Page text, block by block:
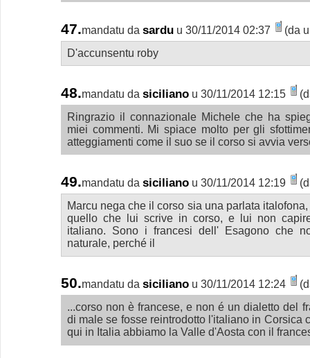
47.mandatu da sardu u 30/11/2014 02:37
(da
D'accunsentu roby
48.mandatu da siciliano u 30/11/2014 12:15
Ringrazio il connazionale Michele che ha
miei commenti. Mi spiace molto per gli
atteggiamenti come il suo se il corso si avvia
49.mandatu da siciliano u 30/11/2014 12:19
Marcu nega che il corso sia una parlata
quello che lui scrive in corso, e lui non
italiano. Sono i francesi dell' Esagono che
naturale, perché il
50.mandatu da siciliano u 30/11/2014 12:24
...corso non è francese, e non é un dialetto del
di male se fosse reintrodotto l'italiano in Corsica
qui in Italia abbiamo la Valle d'Aosta con il